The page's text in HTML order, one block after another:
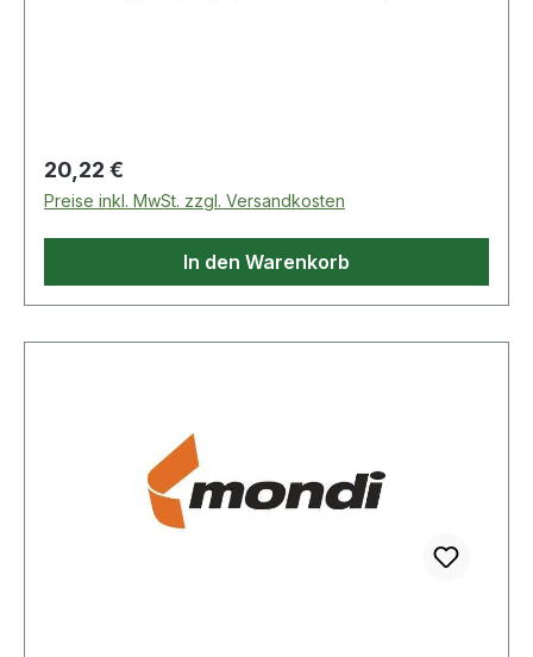
Geräteschonung. Von allen Geräteherstellern
empfohlen.
Regulärer Preis:
20,22 €
Preise inkl. MwSt. zzgl. Versandkosten
In den Warenkorb